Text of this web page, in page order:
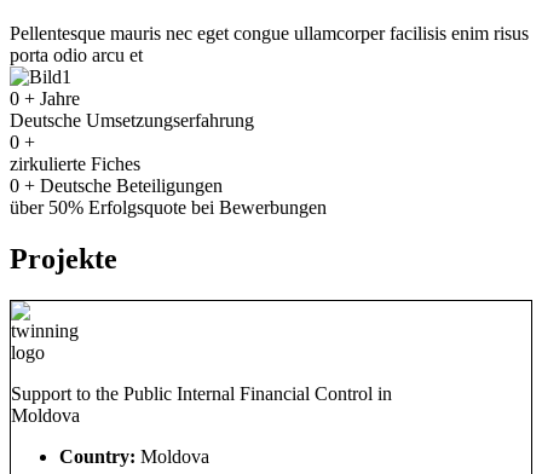
Pellentesque mauris nec eget congue ullamcorper facilisis enim risus
porta odio arcu et
0 + Jahre
Deutsche Umsetzungserfahrung
0 +
zirkulierte Fiches
0 + Deutsche Beteiligungen
über 50% Erfolgsquote bei Bewerbungen
Projekte
Support to the Public Internal Financial Control in
Moldova
Country: Moldova